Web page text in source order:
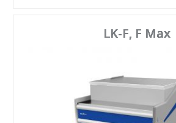
LK-F, F Max